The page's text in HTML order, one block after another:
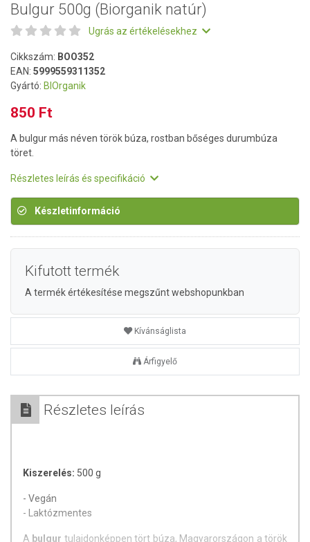
Bulgur 500g (Biorganik natúr)
Ugrás az értékelésekhez
Cikkszám: BOO352
EAN: 5999559311352
Gyártó: BIOrganik
850 Ft
A bulgur más néven török búza, rostban bőséges durumbúza
töret.
Részletes leírás és specifikáció
Készletinformáció
Kifutott termék
A termék értékesítése megszűnt webshopunkban
Kívánságlista
Árfigyelő
Részletes leírás
Kiszerelés: 500 g
- Vegán
- Laktózmentes
A bulgur tulajdonképpen tört búza, Magyarországon a török